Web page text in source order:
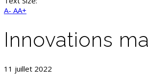
A- AA+
Innovations
11 juillet 2022